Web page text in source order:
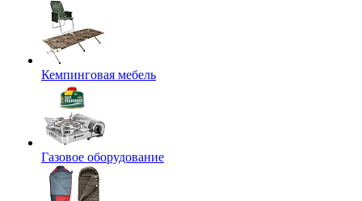
Кемпинговая мебель
Газовое оборудование